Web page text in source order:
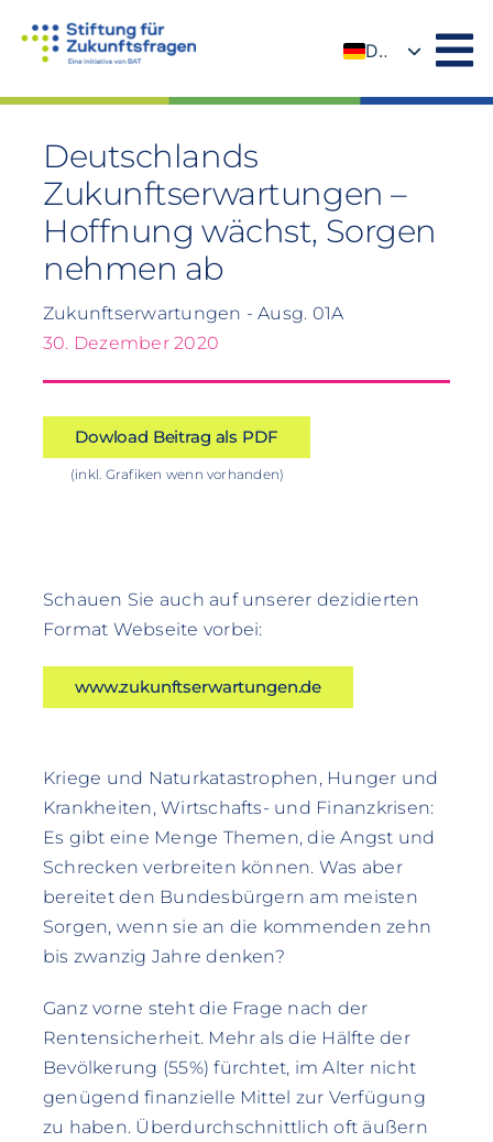
Inhalt
DE
Deutschlands
Zukunftserwartungen –
Hoffnung wächst, Sorgen
nehmen ab
Zukunftserwartungen - Ausg. 01A
30. Dezember 2020
Dowload Beitrag als PDF
(inkl. Grafiken wenn vorhanden)
Schauen Sie auch auf unserer dezidierten
Format Webseite vorbei:
www.zukunftserwartungen.de
Kriege und Naturkatastrophen, Hunger und
Krankheiten, Wirtschafts- und Finanzkrisen:
Es gibt eine Menge Themen, die Angst und
Schrecken verbreiten können. Was aber
bereitet den Bundesbürgern am meisten
Sorgen, wenn sie an die kommenden zehn
bis zwanzig Jahre denken?
Ganz vorne steht die Frage nach der
Rentensicherheit. Mehr als die Hälfte der
Bevölkerung (55%) fürchtet, im Alter nicht
genügend finanzielle Mittel zur Verfügung
zu haben. Überdurchschnittlich oft äußern